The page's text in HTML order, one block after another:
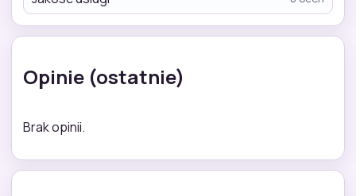
Opinie (ostatnie)
Brak opinii.